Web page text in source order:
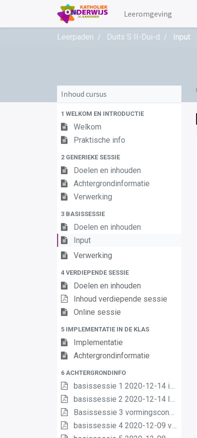
Leeromgeving
Leerpaden Duits S II-Dui-d Input
Inhoud cursus
1 WELKOM EN INTRODUCTIE
Welkom
Praktische info
2 GENERIEKE SESSIE
Doelen en inhouden
Achtergrondinformatie
Verwerking
3 BASISSESSIE
Doelen en inhouden
Input
Verwerking
4 VERDIEPENDE SESSIE
Doelen en inhouden
Inhoud verdiepende sessie
Online sessie
5 IMPLEMENTATIE IN DE KLAS
Implementatie
Achtergrondinformatie
6 ACHTERGRONDINFO
basissessie 1 2020-12-14 intro (2) (2)
basissessie 2 2020-12-14 Inhoud en opbouw (2)
Basissessie 3 vormingsconcept
basissessie 4 2020-12-09 van matrix nr leerplannen pdf